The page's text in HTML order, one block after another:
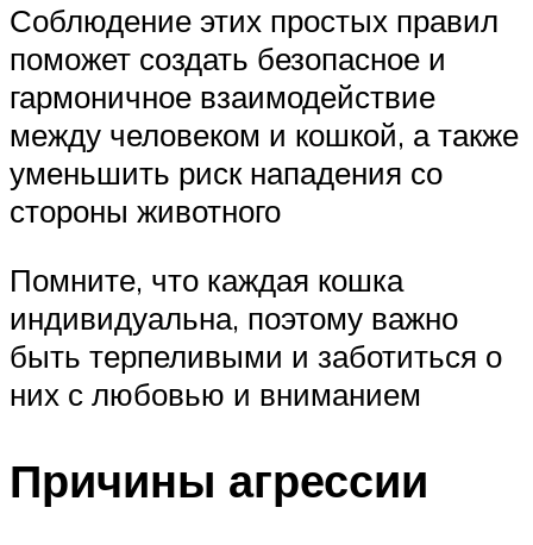
Соблюдение этих простых правил
поможет создать безопасное и
гармоничное взаимодействие
между человеком и кошкой, а также
уменьшить риск нападения со
стороны животного
Помните, что каждая кошка
индивидуальна, поэтому важно
быть терпеливыми и заботиться о
них с любовью и вниманием
Причины агрессии